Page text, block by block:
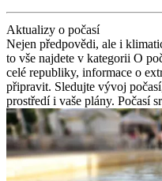
Aktualizy o počasí
Nejen předpovědi, ale i
to vše najdete v kategorii O
celé republiky, informace o
připravit. Sledujte vývoj
prostředí i vaše plány. Počasí